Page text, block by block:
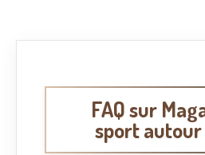
FAQ sur
sport autour